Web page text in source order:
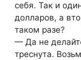
себя. Так и
долларов, а
таком разе?
— Да не
треснута.